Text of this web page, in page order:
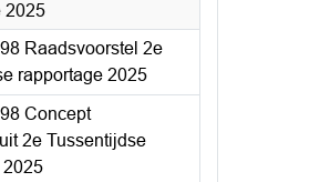
2025
Raadsvoorstel 2e
rapportage 2025
Concept
2e Tussentijdse
2025